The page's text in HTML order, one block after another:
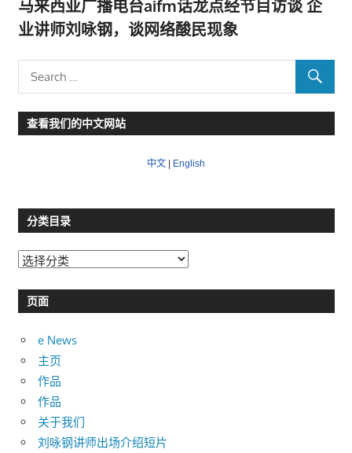
马来西亚广播电台aifm话龙点经节目访谈 企
业讲师刘咏钢，谈网络酸民现象
查看我们的中文网站
中文 English
分类目录
分
目页面
e News
主页
作品
作品
关于我们
刘咏钢讲师出场介绍短片